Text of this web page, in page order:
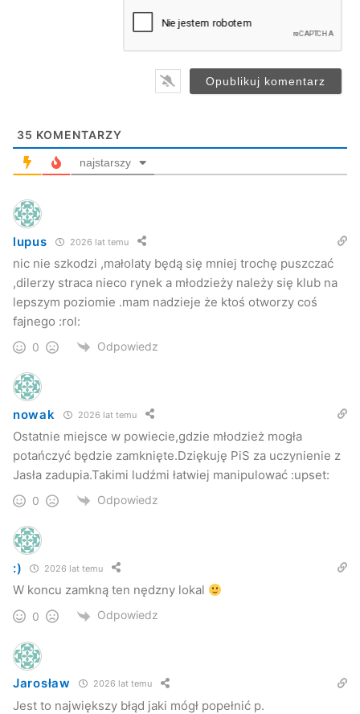
35 KOMENTARZY
najstarszy
lupus 2026 lat temu
nic nie szkodzi ,małolaty będą się mniej trochę puszczać
,dilerzy straca nieco rynek a młodzieży należy się klub na
lepszym poziomie .mam nadzieje że ktoś otworzy coś
fajnego :rol:
0 Odpowiedz
nowak 2026 lat temu
Ostatnie miejsce w powiecie,gdzie młodzież mogła
potańczyć będzie zamknięte.Dziękuję PiS za uczynienie z
Jasła zadupia.Takimi ludźmi łatwiej manipulować :upset:
0 Odpowiedz
:) 2026 lat temu
W koncu zamkną ten nędzny lokal
0 Odpowiedz
Jarosław 2026 lat temu
Jest to największy błąd jaki mógł popełnić p.